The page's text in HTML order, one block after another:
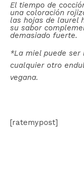
El tiempo de
una coloración
las hojas de laurel
su sabor
demasiado fuerte.
*La miel puede ser
cualquier otro
vegana.
[ratemypost]